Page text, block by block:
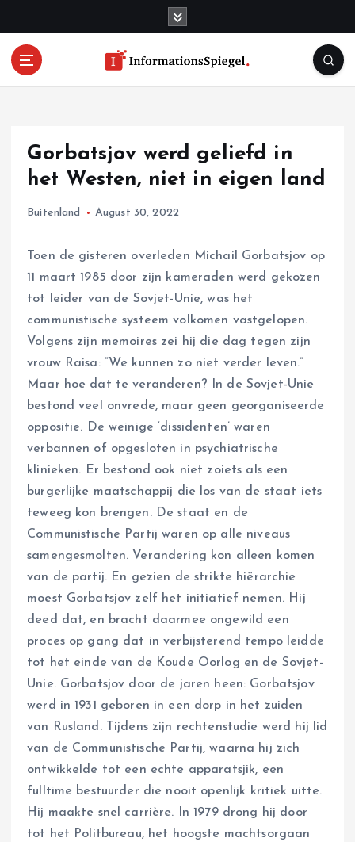
Gorbatsjov werd geliefd in
het Westen, niet in eigen land
Buitenland August 30, 2022
Toen de gisteren overleden Michail Gorbatsjov op
11 maart 1985 door zijn kameraden werd gekozen
tot leider van de Sovjet-Unie, was het
communistische systeem volkomen vastgelopen.
Volgens zijn memoires zei hij die dag tegen zijn
vrouw Raisa: “We kunnen zo niet verder leven.”
Maar hoe dat te veranderen? In de Sovjet-Unie
bestond veel onvrede, maar geen georganiseerde
oppositie. De weinige ‘dissidenten’ waren
verbannen of opgesloten in psychiatrische
klinieken. Er bestond ook niet zoiets als een
burgerlijke maatschappij die los van de staat iets
teweeg kon brengen. De staat en de
Communistische Partij waren op alle niveaus
samengesmolten. Verandering kon alleen komen
van de partij. En gezien de strikte hiërarchie
moest Gorbatsjov zelf het initiatief nemen. Hij
deed dat, en bracht daarmee ongewild een
proces op gang dat in verbijsterend tempo leidde
tot het einde van de Koude Oorlog en de Sovjet-
Unie. Gorbatsjov door de jaren heen: Gorbatsjov
werd in 1931 geboren in een dorp in het zuiden
van Rusland. Tijdens zijn rechtenstudie werd hij lid
van de Communistische Partij, waarna hij zich
ontwikkelde tot een echte apparatsjik, een
fulltime bestuurder die nooit openlijk kritiek uitte.
Hij maakte snel carrière. In 1979 drong hij door
tot het Politbureau, het hoogste machtsorgaan